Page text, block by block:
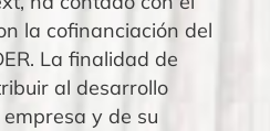
la cofinanciación del
La finalidad de
al desarrollo
y de su